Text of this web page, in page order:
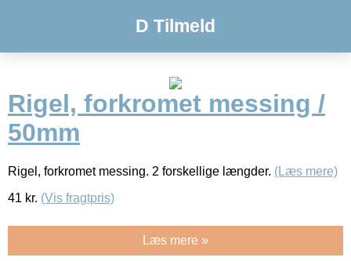
D Tilmeld
Rigel, forkromet messing /
50mm
Rigel, forkromet messing. 2 forskellige længder. (Læs mere)
41 kr. (Vis fragtpris)
Læs mere »